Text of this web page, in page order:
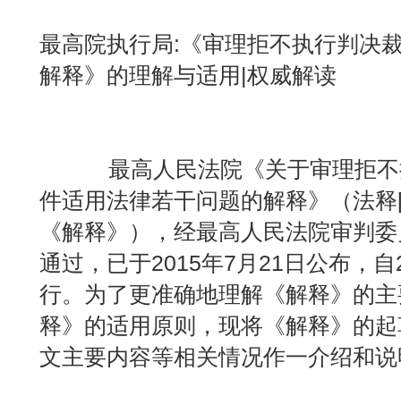
最高院执行局:《审理拒不执行判决
解释》的理解与适用|权威解读
最高人民法院《关于审理拒不
件适用法律若干问题的解释》（法
《解释》），经最高人民法院审判
通过，已于2015年7月21日公布，
行。为了更准确地理解《解释》的
释》的适用原则，现将《解释》的
文主要内容等相关情况作一介绍和